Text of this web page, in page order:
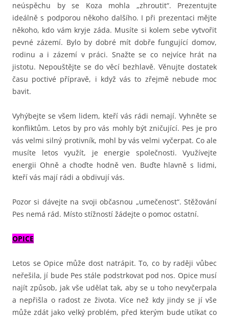
neúspěchu by se Koza mohla „zhroutit“. Prezentujte
ideálně s podporou někoho dalšího. I při prezentaci mějte
někoho, kdo vám kryje záda. Musíte si kolem sebe vytvořit
pevné zázemí. Bylo by dobré mít dobře fungující domov,
rodinu a i zázemí v práci. Snažte se co nejvíce hrát na
jistotu. Nepouštějte se do věcí bezhlavě. Věnujte dostatek
času poctivé přípravě, i když vás to zřejmě nebude moc
bavit.
Vyhýbejte se všem lidem, kteří vás rádi nemají. Vyhněte se
konfliktům. Letos by pro vás mohly být zničující. Pes je pro
vás velmi silný protivník, mohl by vás velmi vyčerpat. Co ale
musíte letos využít, je energie společnosti. Využívejte
energii Ohně a choďte hodně ven. Buďte hlavně s lidmi,
kteří vás mají rádi a obdivují vás.
Pozor si dávejte na svoji občasnou „umečenost“. Stěžování
Pes nemá rád. Místo stížností žádejte o pomoc ostatní.
OPICE
Letos se Opice může dost natrápit. To, co by raději vůbec
neřešila, jí bude Pes stále podstrkovat pod nos. Opice musí
najít způsob, jak vše udělat tak, aby se u toho nevyčerpala
a nepřišla o radost ze života. Více než kdy jindy se jí vše
může zdát jako velký problém, před kterým bude utíkat co